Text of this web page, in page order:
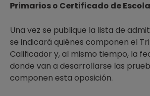
Primarios o Certificado de
Una vez se publique la lista de
se indicará quiénes componen el
Calificador y, al mismo tiempo, la
donde van a desarrollarse las
componen esta oposición.